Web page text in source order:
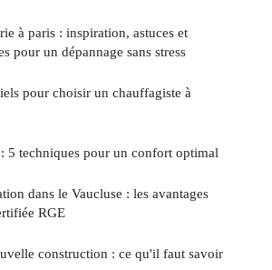
à paris : inspiration, astuces et
pour un dépannage sans stress
pour choisir un chauffagiste à
5 techniques pour un confort optimal
dans le Vaucluse : les avantages
RGE
construction : ce qu'il faut savoir